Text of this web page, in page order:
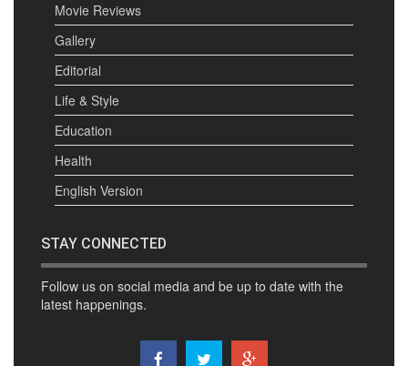
Movie Reviews
Gallery
Editorial
Life & Style
Education
Health
English Version
STAY CONNECTED
Follow us on social media and be up to date with the
latest happenings.